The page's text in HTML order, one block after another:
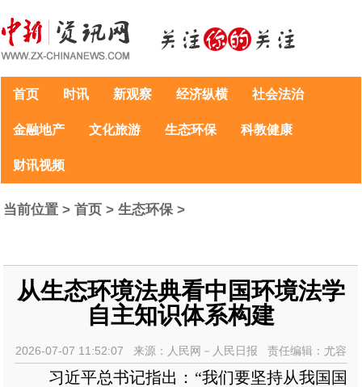
首页 时讯 新观察 经济纵横 社会法治
金融地产 文化旅游 生态环保 科教健康
财讯视频
当前位置 >首页 >生态环保>
从生态环境法典看中国环境法学
自主知识体系构建
2026-07-07 11:52:07 来源：人民网－人民日报 责任编辑：尤容
习近平总书记指出：“我们要坚持从我国国